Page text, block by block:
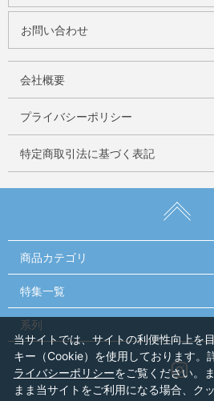
お問い合わせ
会社概要
プライバシーポリシー
特定商取引法に基づく表記
商品カテゴリ
特集一覧
系列
当サイトでは、サイトの利便性向上を
キー（Cookie）を使用しております。
ライバシーポリシーをご覧ください。
まま当サイトをご利用になる場合、ク